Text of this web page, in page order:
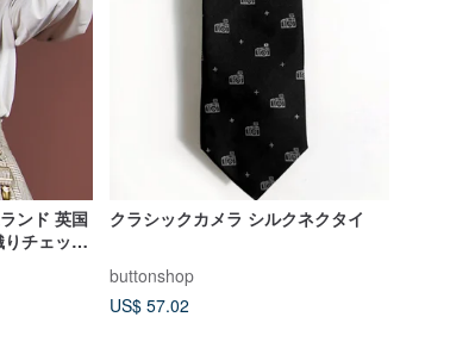
ンド 英国
チェック
サリー
クラシックカメラ シルクネクタイ
buttonshop
US$ 57.02